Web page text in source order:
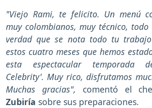
"Viejo Rami, te felicito. Un menú
muy colombianos, muy técnico,
verdad que se nota todo tu
estos cuatro meses que hemos
esta espectacular temporada
Celebrity'. Muy rico, disfrutamos
Muchas gracias", comentó el
Zubiría sobre sus preparaciones.